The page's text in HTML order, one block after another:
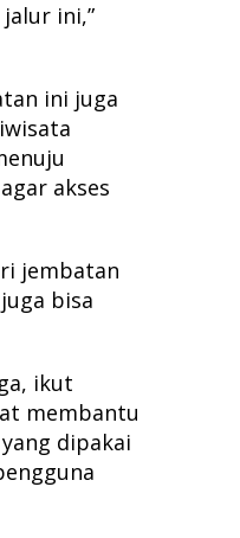
ini,”
ini juga
akses
jembatan
bisa
ikut
membantu
dipakai